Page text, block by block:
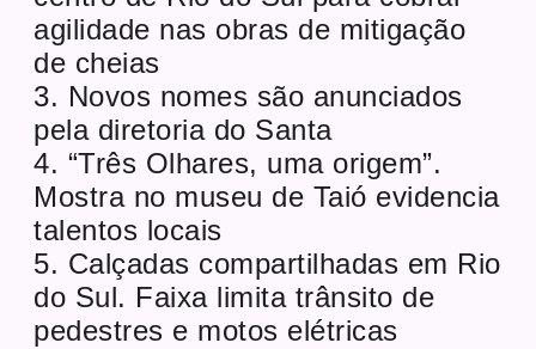
agilidade nas obras de mitigação
de cheias
3. Novos nomes são anunciados
pela diretoria do Santa
4. “Três Olhares, uma origem”.
Mostra no museu de Taió evidencia
talentos locais
5. Calçadas compartilhadas em Rio
do Sul. Faixa limita trânsito de
pedestres e motos elétricas